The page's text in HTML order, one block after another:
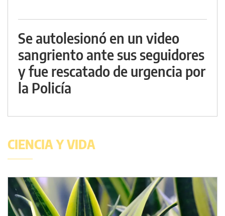
Se autolesionó en un video
sangriento ante sus seguidores
y fue rescatado de urgencia por
la Policía
CIENCIA Y VIDA